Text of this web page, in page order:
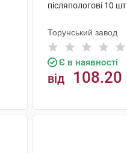
післяпологові 10 шт
Торунський завод
Є в наявності
від 108.20